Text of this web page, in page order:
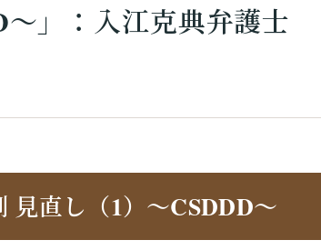
」：入江克典弁護士
見直し（1）～CSDDD～